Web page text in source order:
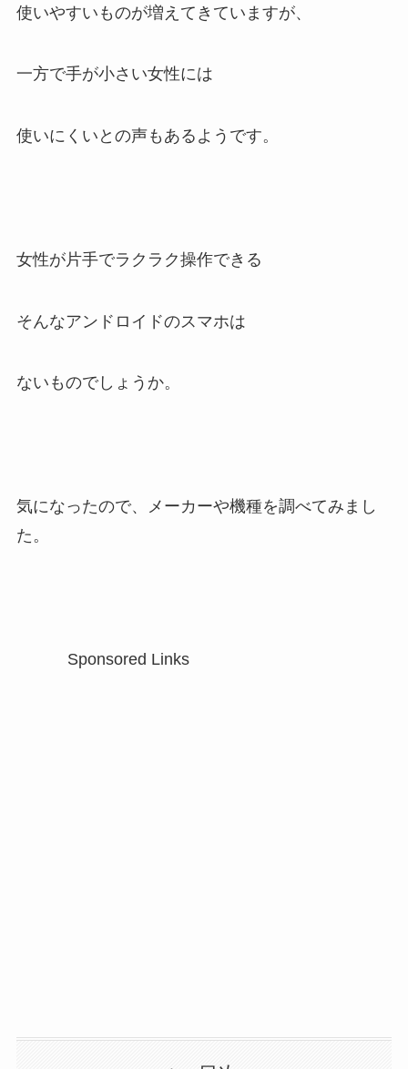
使いやすいものが増えてきていますが、
一方で手が小さい女性には
使いにくいとの声もあるようです。
女性が片手でラクラク操作できる
そんなアンドロイドのスマホは
ないものでしょうか。
気になったので、メーカーや機種を調べてみまし
た。
Sponsored Links